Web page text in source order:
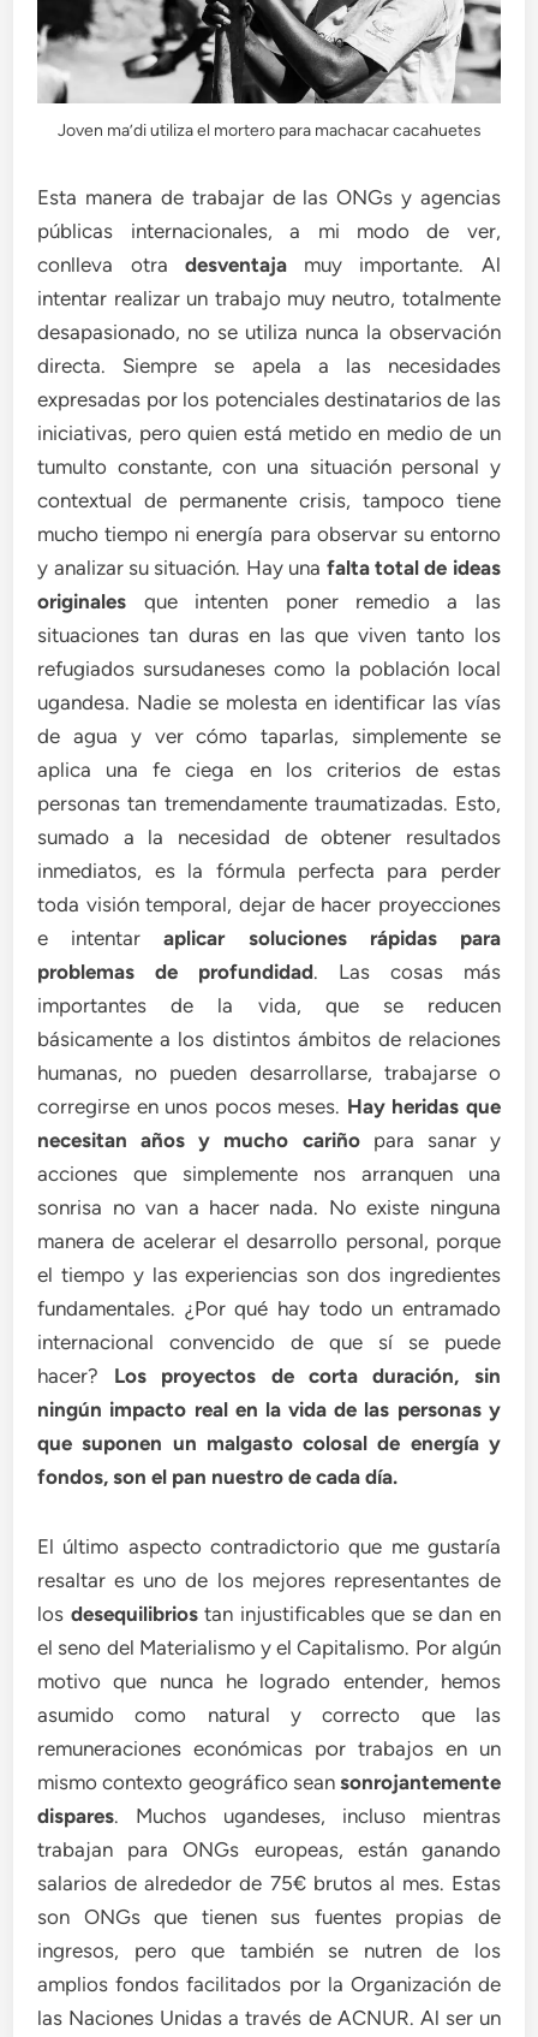
Joven ma’di utiliza el mortero para machacar cacahuetes
Esta manera de trabajar de las ONGs y agencias
públicas internacionales, a mi modo de ver,
conlleva otra desventajamuy importante. Al
intentar realizar un trabajo muy neutro, totalmente
desapasionado, no se utiliza nunca la observación
directa. Siempre se apela a las necesidades
expresadas por los potenciales destinatarios de las
iniciativas, pero quien está metido en medio de un
tumulto constante, con una situación personal y
contextual de permanente crisis, tampoco tiene
mucho tiempo ni energía para observar su entorno
y analizar su situación. Hay una falta total de ideas
originales que intenten poner remedio a las
situaciones tan duras en las que viven tanto los
refugiados sursudaneses como la población local
ugandesa. Nadie se molesta en identificar las vías
de agua y ver cómo taparlas, simplemente se
aplica una fe ciega en los criterios de estas
personas tan tremendamente traumatizadas. Esto,
sumado a la necesidad de obtener resultados
inmediatos, es la fórmula perfecta para perder
toda visión temporal, dejar de hacer proyecciones
e intentaraplicar soluciones rápidas para
problemas de profundidad. Las cosas más
importantes de la vida, que se reducen
básicamente a los distintos ámbitos de relaciones
humanas, no pueden desarrollarse, trabajarse o
corregirse en unos pocos meses. Hay heridas que
necesitan años y mucho cariñopara sanar y
acciones que simplemente nos arranquen una
sonrisa no van a hacer nada. No existe ninguna
manera de acelerar el desarrollo personal, porque
el tiempo y las experiencias son dos ingredientes
fundamentales. ¿Por qué hay todo un entramado
internacional convencido de que sí se puede
hacer? Los proyectos de corta duración, sin
ningún impacto real en la vida de las personas y
que suponen un malgasto colosal de energía y
fondos, son el pan nuestro de cada día.
El último aspecto contradictorio que me gustaría
resaltar es uno de los mejores representantes de
los desequilibriostan injustificables que se dan en
el seno del Materialismo y el Capitalismo. Por algún
motivo que nunca he logrado entender, hemos
asumido como natural y correcto que las
remuneraciones económicas por trabajos en un
mismo contexto geográfico sean sonrojantemente
dispares. Muchos ugandeses, incluso mientras
trabajan para ONGs europeas, están ganando
salarios de alrededor de 75€ brutos al mes. Estas
son ONGs que tienen sus fuentes propias de
ingresos, pero que también se nutren de los
amplios fondos facilitados por la Organización de
las Naciones Unidas a través de ACNUR. Al ser un